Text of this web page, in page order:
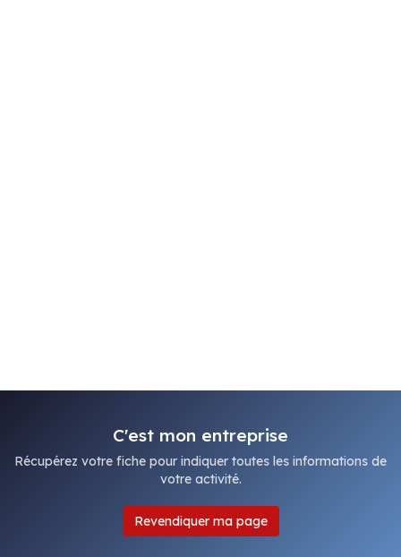
C'est mon entreprise
Récupérez votre fiche pour indiquer toutes les informations de
votre activité.
Revendiquer ma page